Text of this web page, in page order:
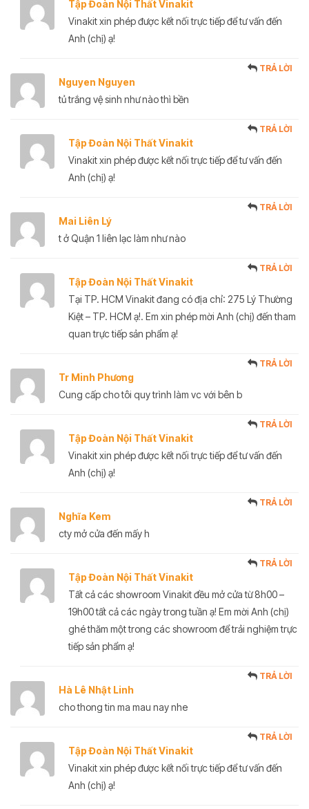
Tập Đoàn Nội Thất Vinakit
Vinakit xin phép được kết nối trực tiếp để tư vấn đến
Anh (chị) ạ!
Nguyen Nguyen
TRẢ LỜI
tủ trắng vệ sinh như nào thì bền
Tập Đoàn Nội Thất Vinakit
TRẢ LỜI
Vinakit xin phép được kết nối trực tiếp để tư vấn đến
Anh (chị) ạ!
Mai Liên Lý
TRẢ LỜI
t ở Quận 1 liên lạc làm như nào
Tập Đoàn Nội Thất Vinakit
TRẢ LỜI
Tại TP. HCM Vinakit đang có địa chỉ: 275 Lý Thường
Kiệt – TP. HCM ạ!. Em xin phép mời Anh (chị) đến tham
quan trực tiếp sản phẩm ạ!
Tr Minh Phương
TRẢ LỜI
Cung cấp cho tôi quy trình làm vc với bên b
Tập Đoàn Nội Thất Vinakit
TRẢ LỜI
Vinakit xin phép được kết nối trực tiếp để tư vấn đến
Anh (chị) ạ!
Nghĩa Kem
TRẢ LỜI
cty mở cửa đến mấy h
Tập Đoàn Nội Thất Vinakit
TRẢ LỜI
Tất cả các showroom Vinakit đều mở cửa từ 8h00 –
19h00 tất cả các ngày trong tuần ạ! Em mời Anh (chị)
ghé thăm một trong các showroom để trải nghiệm trực
tiếp sản phẩm ạ!
Hà Lê Nhật Linh
TRẢ LỜI
cho thong tin ma mau nay nhe
Tập Đoàn Nội Thất Vinakit
TRẢ LỜI
Vinakit xin phép được kết nối trực tiếp để tư vấn đến
Anh (chị) ạ!